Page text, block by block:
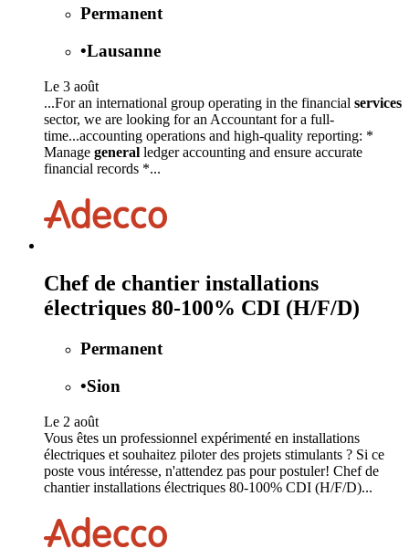
Permanent
•Lausanne
Le 3 août
...For an international group operating in the financial services
sector, we are looking for an Accountant for a full-
time...accounting operations and high-quality reporting: *
Manage general ledger accounting and ensure accurate
financial records *...
Chef de chantier installations
électriques 80-100% CDI (H/F/D)
Permanent
•Sion
Le 2 août
Vous êtes un professionnel expérimenté en installations
électriques et souhaitez piloter des projets stimulants ? Si ce
poste vous intéresse, n'attendez pas pour postuler! Chef de
chantier installations électriques 80-100% CDI (H/F/D)...